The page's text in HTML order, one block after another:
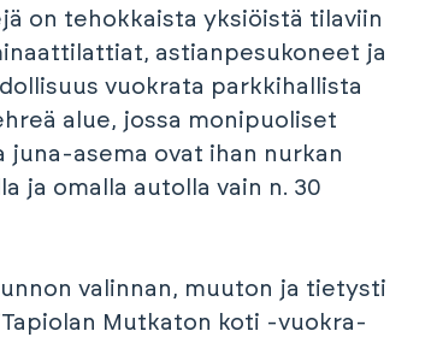
on tehokkaista yksiöistä tilaviin
astianpesukoneet ja
vuokrata parkkihallista
alue, jossa monipuoliset
asema ovat ihan nurkan
ja omalla autolla vain n. 30
valinnan, muuton ja tietysti
Mutkaton koti -vuokra-